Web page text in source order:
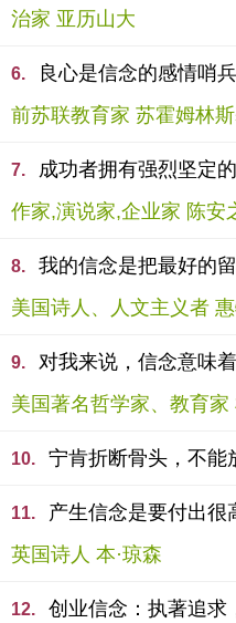
治家 亚历山大
6.
良心是信念的感情哨兵
前苏联教育家 苏霍姆林
7.
成功者拥有强烈坚定的
作家,演说家,企业家 陈安
8.
我的信念是把最好的留
美国诗人、人文主义者
9.
对我来说，信念意味着
美国著名哲学家、教育家
10. 宁肯折断骨头，不能
11.
产生信念是要付出很
英国诗人 本·琼森
12.
创业信念：执著追求